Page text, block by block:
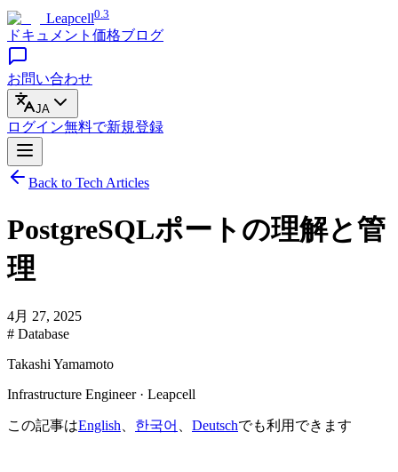
Leapcell0.3
ドキュメント 価格ブログ
お問い合わせ
JA
ログイン無料で新規登録
Back to Tech Articles
PostgreSQLポートの理解と管
理
4月 27, 2025
# Database
Takashi Yamamoto
Infrastructure Engineer · Leapcell
この記事はEnglish 한국어 Deutschでも利用できます